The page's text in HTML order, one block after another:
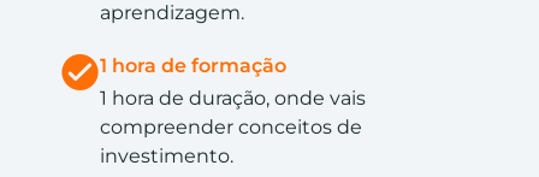
aprendizagem.
1 hora de formação
1 hora de duração, onde vais
compreender conceitos de
investimento.